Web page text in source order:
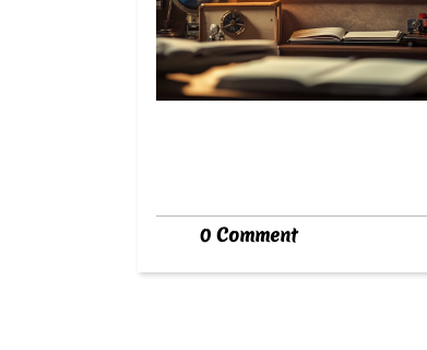
0 Comment